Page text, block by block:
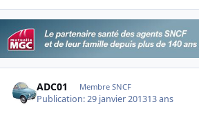
ADC01 Membre SNCF
Publication:29 janvier 201313 ans